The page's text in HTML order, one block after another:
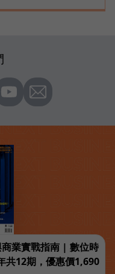
業實戰指南 | 數位時
共12期，優惠價1,690